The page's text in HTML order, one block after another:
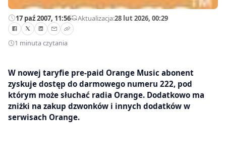
17 paź 2007, 11:56—Aktualizacja:28 lut 2026, 00:29
1 minuta czytania
W nowej taryfie pre-paid Orange Music abonent
zyskuje dostęp do darmowego numeru 222, pod
którym może słuchać radia Orange. Dodatkowo ma
zniżki na zakup dzwonków i innych dodatków w
serwisach Orange.